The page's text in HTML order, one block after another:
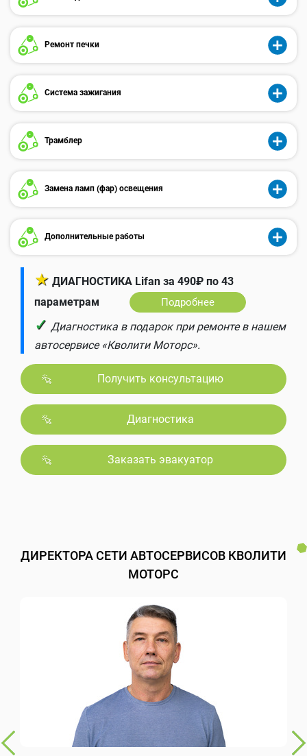
Ремонт печки
Система зажигания
Трамблер
Замена ламп (фар) освещения
Дополнительные работы
★ ДИАГНОСТИКА Lifan за 490₽ по 43
параметрам
Подробнее
✓ Диагностика в подарок при ремонте в нашем
автосервисе «Кволити Моторс».
Получить консультацию
Диагностика
Заказать эвакуатор
ДИРЕКТОРА СЕТИ АВТОСЕРВИСОВ КВОЛИТИ
МОТОРС